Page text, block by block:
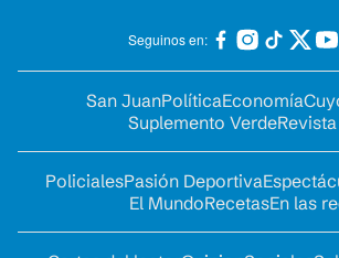
Seguinos en:
San JuanPolíticaEconomía
Suplemento Verde
PolicialesPasión Deportiva
El MundoRecetasEn las